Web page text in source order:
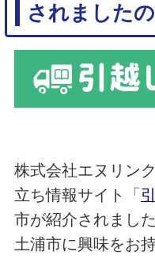
されました
株式会社エヌリン
立ち情報サイト「
市が紹介されました
土浦市に興味をお